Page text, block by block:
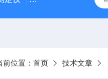
前位置： 首页 技术文章